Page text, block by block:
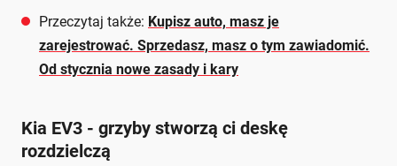
Przeczytaj także: Kupisz auto, masz je
zarejestrować. Sprzedasz, masz o tym zawiadomić.
Od stycznia nowe zasady i kary
Kia EV3 - grzyby stworzą ci deskę
rozdzielczą